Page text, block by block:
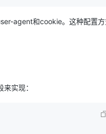
agent和cookie。这种配置
实现：